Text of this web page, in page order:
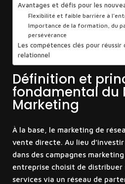
Avantages et défis pour les
Flexibilité et faible barrière à
Importance de la formation, du
persévérance
Les compétences clés pour réussir
relationnel
Définition et
fondamental du
Marketing
À la base, le marketing de
vente directe. Au lieu d’investir
dans des campagnes
entreprise choisit de distribuer
services via un réseau de